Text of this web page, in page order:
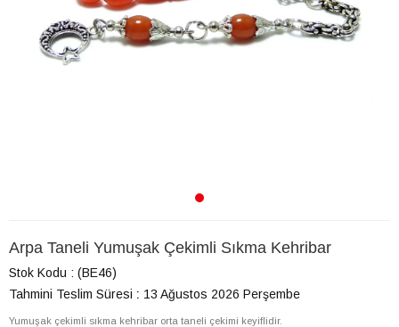
Arpa Taneli Yumuşak Çekimli Sıkma Kehribar
Stok Kodu
(BE46)
Tahmini Teslim Süresi : 13 Ağustos 2026 Perşembe
Yumuşak çekimli sıkma kehribar orta taneli çekimi keyiflidir.